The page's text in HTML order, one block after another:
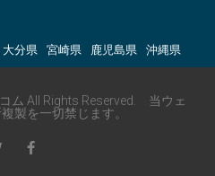
大分県 宮崎県 鹿児島県 沖縄県
ム All Rights Reserved. 当ウェ
製を一切禁じます。